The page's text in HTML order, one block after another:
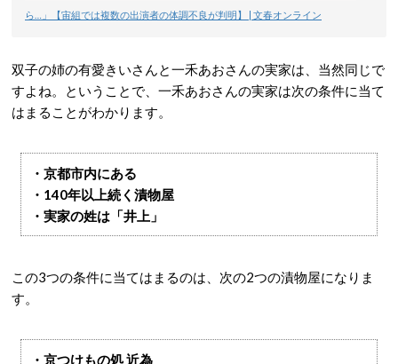
ら…」【宙組では複数の出演者の体調不良が判明】 | 文春オンライン
双子の姉の有愛きいさんと一禾あおさんの実家は、当然同じで
すよね。ということで、一禾あおさんの実家は次の条件に当て
はまることがわかります。
・京都市内にある
・140年以上続く漬物屋
・実家の姓は「井上」
この3つの条件に当てはまるのは、次の2つの漬物屋になりま
す。
・京つけもの処 近為